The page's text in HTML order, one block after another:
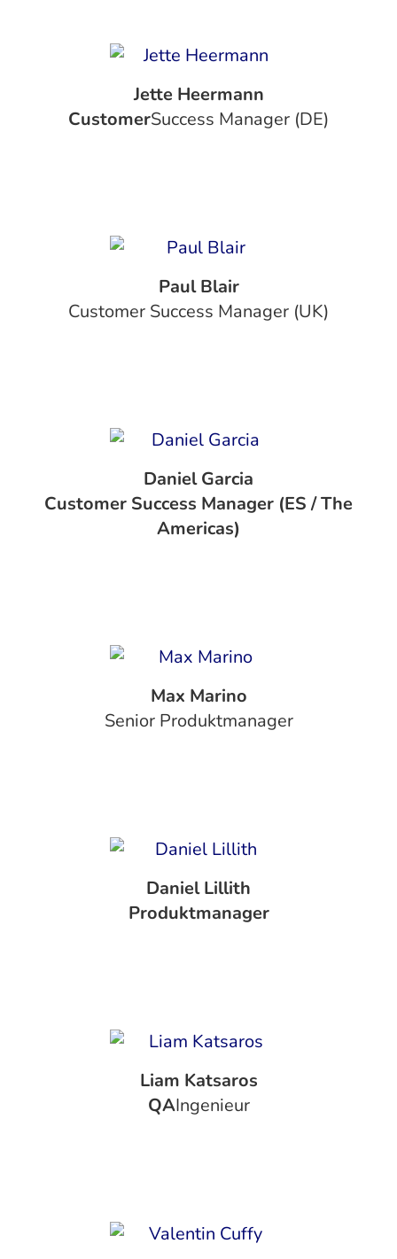
Jette Heermann
‍CustomerSuccess Manager (DE)
Paul Blair
‍Customer Success Manager (UK)
Daniel Garcia
Customer Success Manager (ES / The
Americas)
Max Marino
Senior Produktmanager
Daniel Lillith
‍Produktmanager
Liam Katsaros
‍QAIngenieur